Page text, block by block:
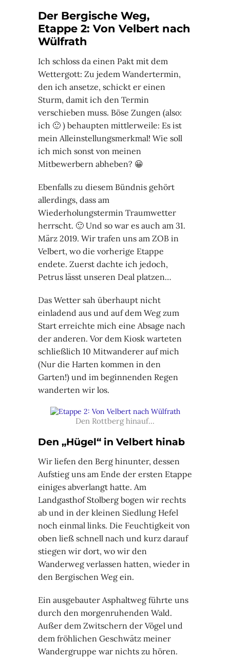
Der Bergische Weg,
Etappe 2: Von Velbert nach
Wülfrath
Ich schloss da einen Pakt mit dem
Wettergott: Zu jedem Wandertermin,
den ich ansetze, schickt er einen
Sturm, damit ich den Termin
verschieben muss. Böse Zungen (also:
ich 🙂 ) behaupten mittlerweile: Es ist
mein Alleinstellungsmerkmal! Wie soll
ich mich sonst von meinen
Mitbewerbern abheben? 😀
Ebenfalls zu diesem Bündnis gehört
allerdings, dass am
Wiederholungstermin Traumwetter
herrscht. 🙂 Und so war es auch am 31.
März 2019. Wir trafen uns am ZOB in
Velbert, wo die vorherige Etappe
endete. Zuerst dachte ich jedoch,
Petrus lässt unseren Deal platzen…
Das Wetter sah überhaupt nicht
einladend aus und auf dem Weg zum
Start erreichte mich eine Absage nach
der anderen. Vor dem Kiosk warteten
schließlich 10 Mitwanderer auf mich
(Nur die Harten kommen in den
Garten!) und im beginnenden Regen
wanderten wir los.
Den Rottberg hinauf…
Den „Hügel“ in Velbert hinab
Wir liefen den Berg hinunter, dessen
Aufstieg uns am Ende der ersten Etappe
einiges abverlangt hatte. Am
Landgasthof Stolberg bogen wir rechts
ab und in der kleinen Siedlung Hefel
noch einmal links. Die Feuchtigkeit von
oben ließ schnell nach und kurz darauf
stiegen wir dort, wo wir den
Wanderweg verlassen hatten, wieder in
den Bergischen Weg ein.
Ein ausgebauter Asphaltweg führte uns
durch den morgenruhenden Wald.
Außer dem Zwitschern der Vögel und
dem fröhlichen Geschwätz meiner
Wandergruppe war nichts zu hören.